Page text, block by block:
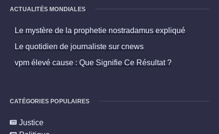
ACTUALITÉS MONDIALES
Le mystère de la prophetie nostradamus expliqué
Le quotidien de journaliste sur cnews
vpm élevé cause : Que Signifie Ce Résultat ?
CATÉGORIES POPULAIRES
Justice